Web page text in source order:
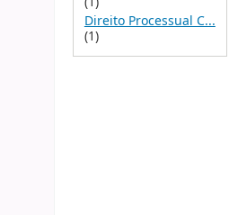
Direito Processual C...
(1)